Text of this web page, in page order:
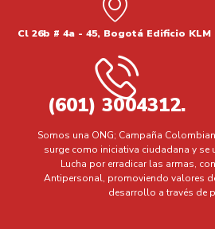
Cl 26b # 4a - 45, Bogotá Edificio KLM
(601) 3004312.
Somos una ONG; Campaña
surge como iniciativa ciudadana y se
Lucha por erradicar las armas,
Antipersonal, promoviendo valores
desarrollo a través de